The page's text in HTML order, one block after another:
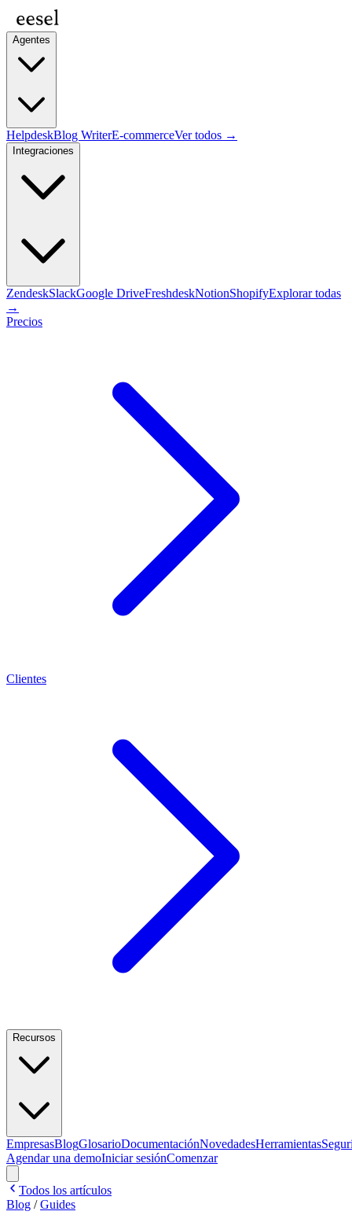
Agentes
HelpdeskBlog WriterE-commerceVer todos →
Integraciones
ZendeskSlackGoogle DriveFreshdeskNotionShopifyExplorar todas
→
Precios
Clientes
Recursos
EmpresasBlogGlosarioDocumentaciónNovedadesHerramientas
Agendar una demoIniciar sesiónComenzar
Todos los artículos
Blog /Guides